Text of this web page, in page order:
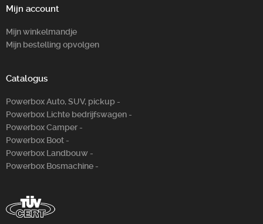
Mijn account
Mijn winkelmandje
Mijn bestelling opvolgen
Catalogus
Powerbox Auto, SUV, pickup -
Powerbox Lichte bedrijfswagen -
Powerbox Camper -
Powerbox Boot -
Powerbox Landbouw -
Powerbox Bosm­achine -